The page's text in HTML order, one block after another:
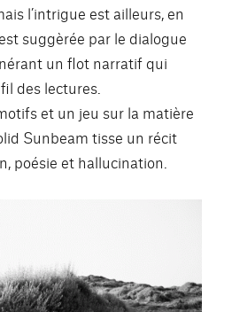
l’intrigue est ailleurs, en
suggèrée par le dialogue
un flot narratif qui
des lectures.
et un jeu sur la matière
Sunbeam tisse un récit
poésie et hallucination.